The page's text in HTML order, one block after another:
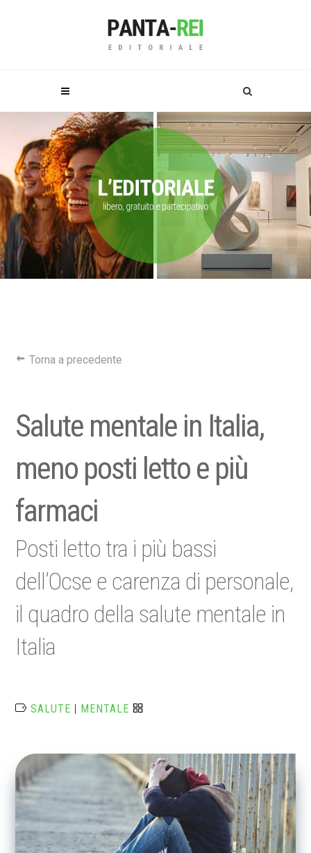
Torna a precedente
Salute mentale in Italia,
meno posti letto e più
farmaci
Posti letto tra i più bassi
dell’Ocse e carenza di personale,
il quadro della salute mentale in
Italia
SALUTE | MENTALE